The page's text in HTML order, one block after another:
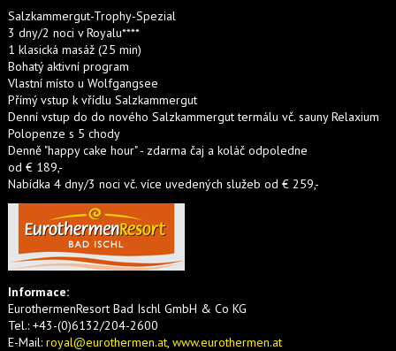
Salzkammergut-Trophy-Spezial
3 dny/2 noci v Royalu****
1 klasická masáž (25 min)
Bohatý aktivní program
Vlastní místo u Wolfgangsee
Přímý vstup k vřídlu Salzkammergut
Denní vstup do do nového Salzkammergut termálu vč. sauny Relaxium
Polopenze s 5 chody
Denně "happy cake hour" - zdarma čaj a koláč odpoledne
od € 189,-
Nabídka 4 dny/3 noci vč. více uvedených služeb od € 259,-
Informace:
EurothermenResort Bad Ischl GmbH & Co KG
Tel.: +43-(0)6132/204-2600
E-Mail: royal@eurothermen.at, www.eurothermen.at